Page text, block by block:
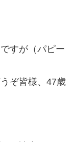
すが（パピー
ぞ皆様、47歳